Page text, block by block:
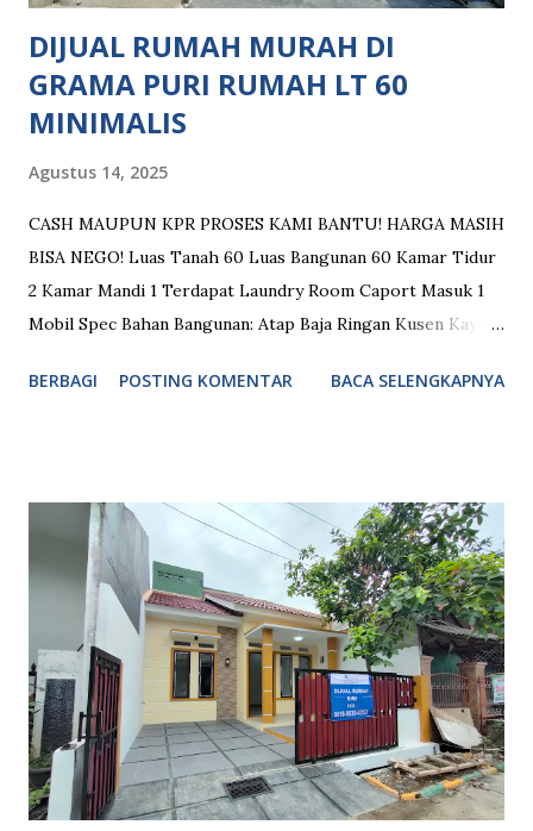
Komersil ditempuh hitungan menit: Ma...
DIJUAL RUMAH MURAH DI
GRAMA PURI RUMAH LT 60
MINIMALIS
Agustus 14, 2025
CASH MAUPUN KPR PROSES KAMI BANTU! HARGA MASIH
BISA NEGO! Luas Tanah 60 Luas Bangunan 60 Kamar Tidur
2 Kamar Mandi 1 Terdapat Laundry Room Caport Masuk 1
Mobil Spec Bahan Bangunan: Atap Baja Ringan Kusen Kayu
Lantai Granit 60x60 Garasi Full Keramik Dinding Hebel Air
Dekat Akses Stasiun Kereta Masuk Mobil ATM Center
Sport Center Lingkungan Aman & Nyaman Lokasi Bebas
Banjir Kolam Renang Akses Menuju Akses Jalan Tol: 30
Menit Menuju Tol Grand Wisata (Jakarta - Cikampek) 15
Menit Menuju Tol Gorr 2 (Cibitung - Cimanggis) Akses
Menuju Akses Stasiun Kereta: 10 Menit Menuju Stasiun KRL
Cibitung Fasilitas Komersil ditempuh hitungan menit: Mall
Metland Cibitung Mall Sentral Grosir Cikarang Mall Living
World Grand Wisata Fasilitas Rekreasi : GO WET water
park Waterland Cibitung F...
BERBAGI POSTING KOMENTAR BACA SELENGKAPNYA